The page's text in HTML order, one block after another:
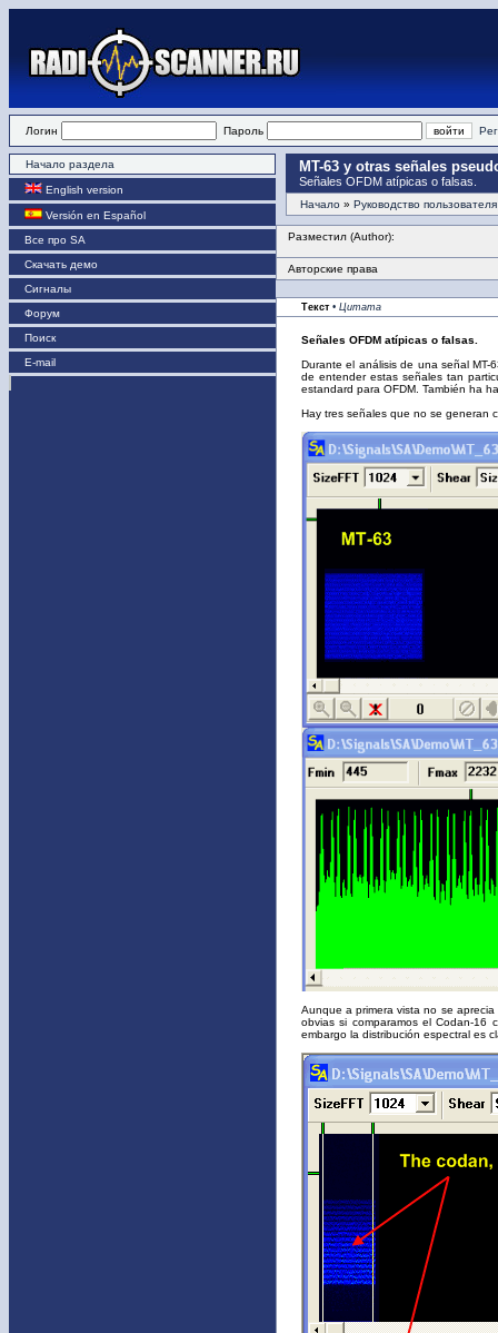
Логин Пароль
Начало раздела
English version
Versión en Español
Все про SA
Скачать демо
Сигналы
Форум
Поиск
E-mail
MT-63 y otras señales
Señales OFDM atípicas o falsas.
Начало » Руководство
Разместил (Author):
Авторские права
Текст • Цитата
Señales OFDM atípicas o falsas.
Durante el análisis de una señal MT-
de entender estas señales tan
estandard para OFDM. También ha
Hay tres señales que no se generan
Aunque a primera vista no se
obvias si comparamos el Codan-16
embargo la distribución espectral es